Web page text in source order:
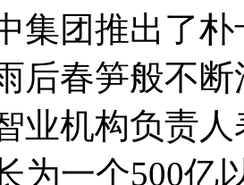
集团推出了
后春笋般不
机构负责人
为一个500亿